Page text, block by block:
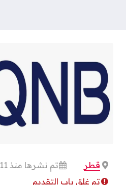
قطر
تم نشرها منذ 11 شهر أيام
تم غلق باب التقديم